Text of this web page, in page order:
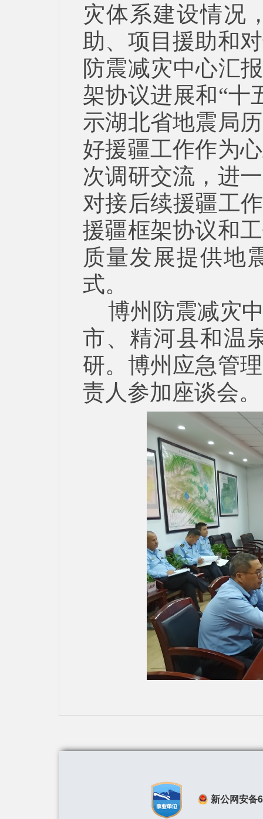
灾体系建设情况
助、项目援助和
防震减灾中心汇
架协议进展和“十
示湖北省地震局
好援疆工作作为
次调研交流，进
对接后续援疆工
援疆框架协议和
质量发展提供地
式。
博州防震减灾
市、精河县和温
研。博州应急管
责人参加座谈会。
新公网安备